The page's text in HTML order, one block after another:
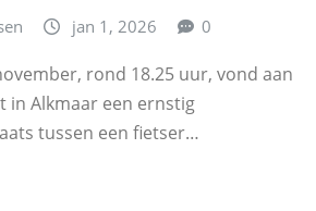
jan 1, 2026 0
rond 18.25 uur, vond aan
in Alkmaar een ernstig
tussen een fietser…